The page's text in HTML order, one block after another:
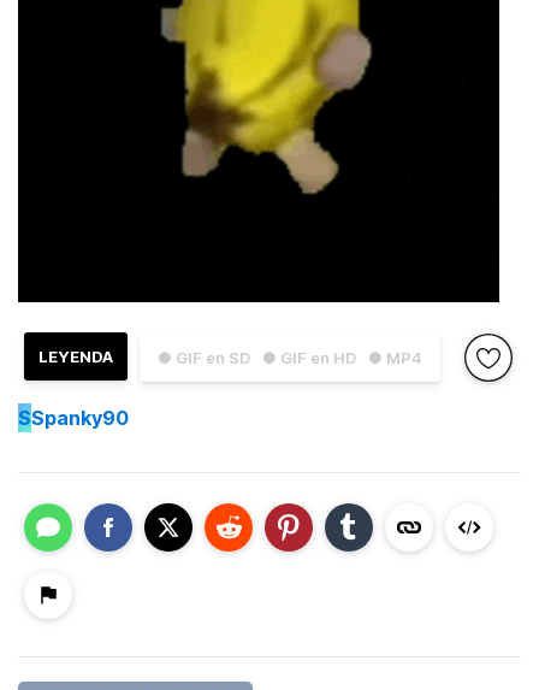
● GIF en SD ● GIF en HD ● MP4
LEYENDA
SSpanky90